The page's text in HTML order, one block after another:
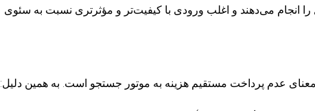
انجام می‌دهند و اغلب ورودی با کیفیت‌تر و مؤثرتری نسبت به سئوی
عدم پرداخت مستقیم هزینه به موتور جستجو است. به همین دلیل: